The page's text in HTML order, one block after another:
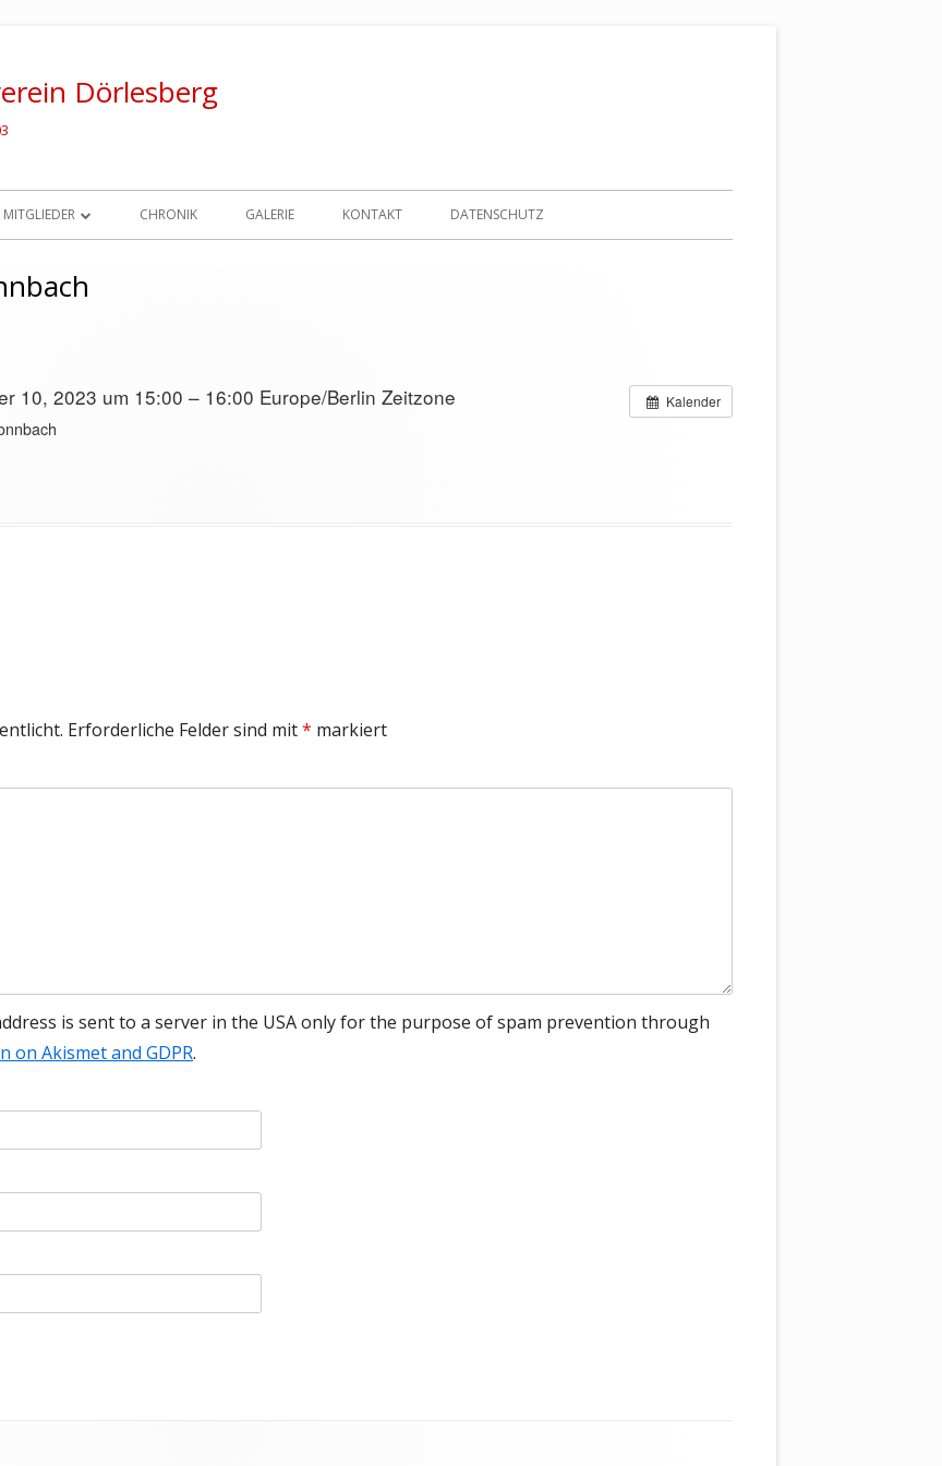
Dörlesberg
MITGLIEDER
SAXOPHONE
CHRONIK GALERIE KONTAKT DATENSCHUTZ
Bronnbach
Kalender
10, 2023 um 15:00 – 16:00 Europe/Berlin Zeitzone
Erforderliche Felder sind mit* markiert
is sent to a server in the USA only for the purpose of spam prevention through
on Akismet and GDPR.